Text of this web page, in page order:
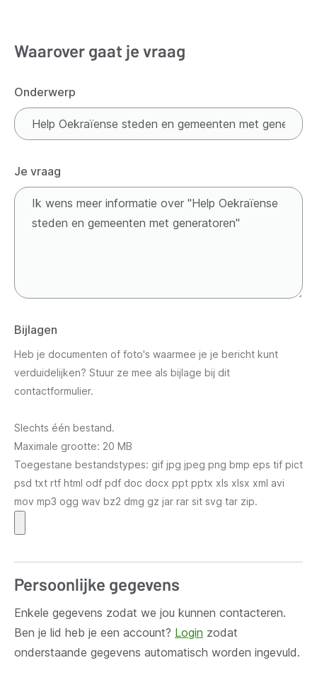
Waarover gaat je vraag
Onderwerp
Je vraag
Bijlagen
Heb je documenten of foto's waarmee je je bericht kunt
verduidelijken? Stuur ze mee als bijlage bij dit
contactformulier.
Slechts één bestand.
Maximale grootte: 20 MB
Toegestane bestandstypes: gif jpg jpeg png bmp eps tif pict
psd txt rtf html odf pdf doc docx ppt pptx xls xlsx xml avi
mov mp3 ogg wav bz2 dmg gz jar rar sit svg tar zip.
Persoonlijke gegevens
Enkele gegevens zodat we jou kunnen contacteren.
Ben je lid heb je een account? Login zodat
onderstaande gegevens automatisch worden ingevuld.